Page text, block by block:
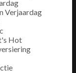
Verjaardag
Hot